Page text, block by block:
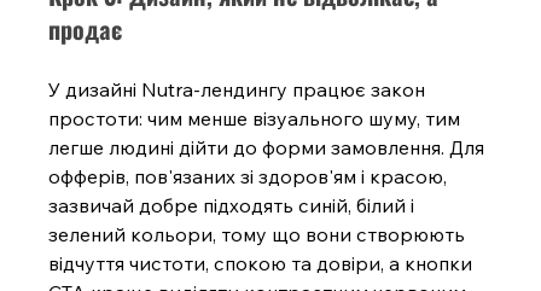
продає
У дизайні Nutra-лендингу працює закон
простоти: чим менше візуального шуму, тим
легше людині дійти до форми замовлення. Для
офферів, пов'язаних зі здоров'ям і красою,
зазвичай добре підходять синій, білий і
зелений кольори, тому що вони створюють
відчуття чистоти, спокою та довіри, а кнопки